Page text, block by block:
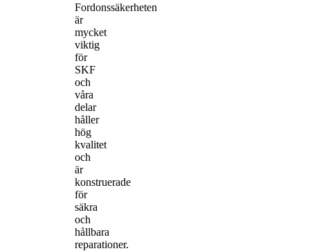
Fordonssäkerheten
är
mycket
viktig
för
SKF
och
våra
delar
håller
hög
kvalitet
och
är
konstruerade
för
säkra
och
hållbara
reparationer.